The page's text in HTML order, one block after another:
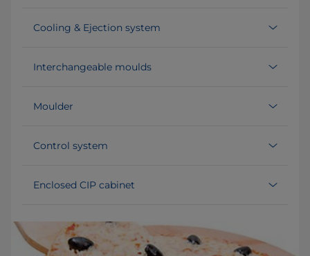
Cooling & Ejection system
Interchangeable moulds
Moulder
Control system
Enclosed CIP cabinet